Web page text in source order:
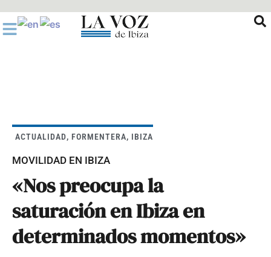
al
contenido
ACTUALIDAD, FORMENTERA, IBIZA
MOVILIDAD EN IBIZA
«Nos preocupa la
saturación en Ibiza en
determinados momentos»